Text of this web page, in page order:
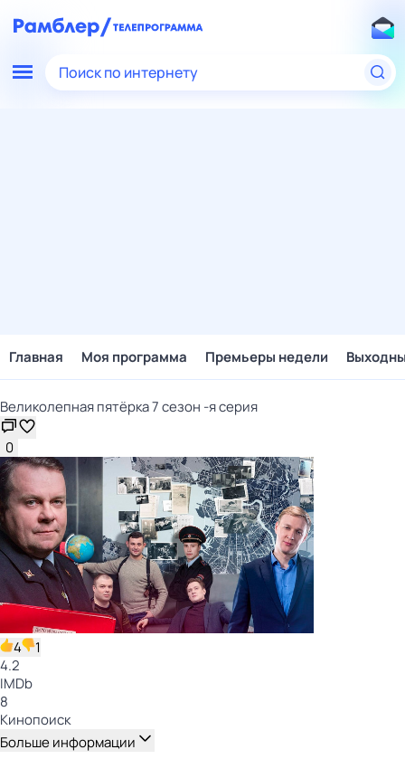
Поиск по интернету
Главная Моя программа Премьеры недели
Великолепная пятёрка 7 сезон -я серия
0
4
1
4.2
IMDb
8
Кинопоиск
Больше информации